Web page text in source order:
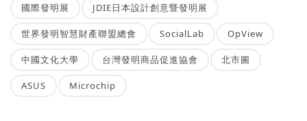
國際發明展 JDIE日本設計創意暨發明展
世界發明智慧財產聯盟總會 SocialLab OpView
中國文化大學 台灣發明商品促進協會 北市圖
ASUS Microchip